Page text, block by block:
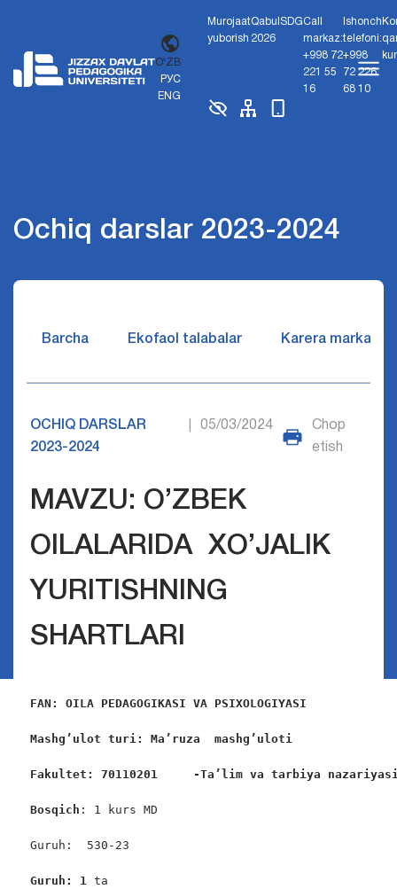
O'ZB
РУС
ENG
Murojaat
yuborish
Qabul
2026
SDGCall
markaz:
+998 72
221 55
16
Ishonch
telefoni:
+998
72 226
68 10
Ochiq darslar 2023-2024
Barcha Ekofaol talabalar Karera markazi
OCHIQ DARSLAR
2023-2024
05/03/2024
Chop
etish
MAVZU: O’ZBEK
OILALARIDA ХO’JALIK
YURITISHNING
SHARTLARI
FAN: OILA PEDAGOGIKASI VA PSIXOLOGIYASI
Mashg’ulot turi: Ma’ruza  mashg’uloti
Fakultet: 70110201     -Ta’lim va tarbiya
Bosqich : 1 kurs MD
Guruh:  530-23
Guruh: 1 ta